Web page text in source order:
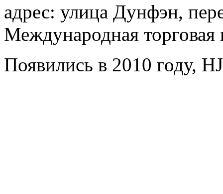
адрес: улица Дунфэн,
Международная
Появились в 2010 году,